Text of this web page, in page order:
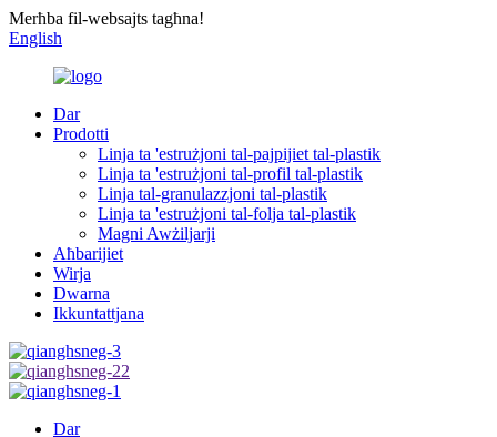
Merħba fil-websajts tagħna!
English
Dar
Prodotti
Linja ta 'estrużjoni tal-pajpijiet tal-plastik
Linja ta 'estrużjoni tal-profil tal-plastik
Linja tal-granulazzjoni tal-plastik
Linja ta 'estrużjoni tal-folja tal-plastik
Magni Awżiljarji
Aħbarijiet
Wirja
Dwarna
Ikkuntattjana
Dar